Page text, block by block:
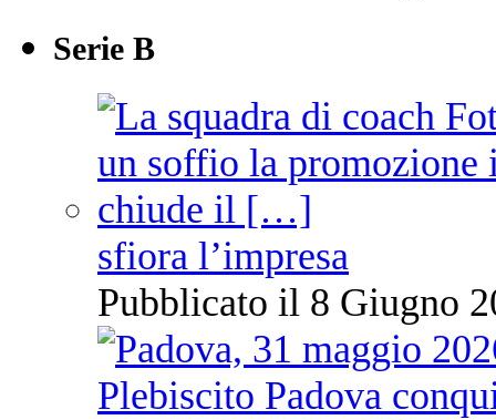
Serie B
sfiora l’impresa
Pubblicato il 8 Giugno